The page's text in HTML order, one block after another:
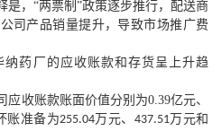
是， “两票制”政策逐步推行，配送商
司产品销量提升，导致市场推广费
纳药厂的应收账款和存货呈上升趋
应收账款账面价值分别为0.39亿元、
账准备为255.04万元、 437.51万元和